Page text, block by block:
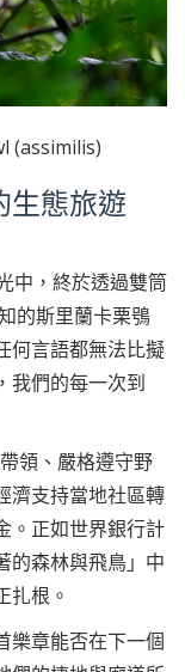
(assimilis)
生態旅遊
中，終於透過雙筒
的斯里蘭卡栗鴞
何言語都無法比擬
我們的每一次到
領、嚴格遵守野
濟支持當地社區轉
。正如世界銀行計
的森林與飛鳥」中
扎根。
樂章能否在下一個